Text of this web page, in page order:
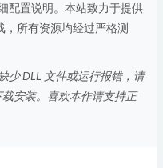
配置说明。本站致力于提供
所有资源均经过严格测
少 DLL 文件或运行报错，请
安装。喜欢本作请支持正